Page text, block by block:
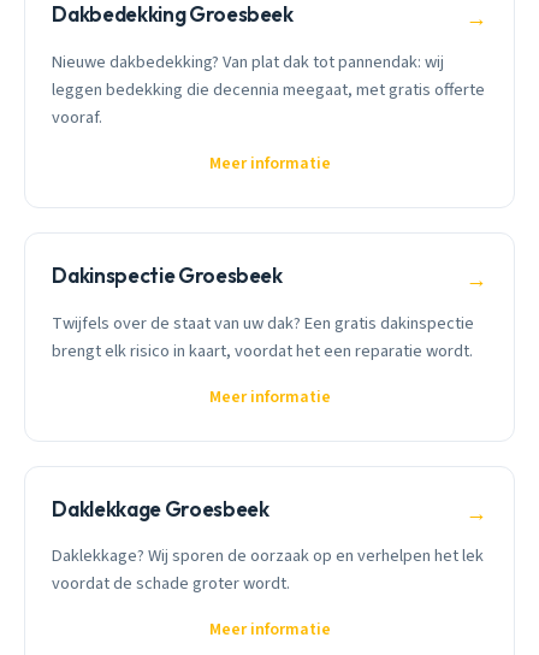
Dakbedekking Groesbeek →
Nieuwe dakbedekking? Van plat dak tot pannendak: wij
leggen bedekking die decennia meegaat, met gratis offerte
vooraf.
Meer informatie
Dakinspectie Groesbeek →
Twijfels over de staat van uw dak? Een gratis dakinspectie
brengt elk risico in kaart, voordat het een reparatie wordt.
Meer informatie
Daklekkage Groesbeek →
Daklekkage? Wij sporen de oorzaak op en verhelpen het lek
voordat de schade groter wordt.
Meer informatie